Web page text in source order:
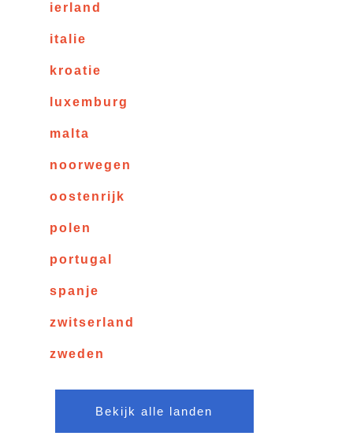
ierland
italie
kroatie
luxemburg
malta
noorwegen
oostenrijk
polen
portugal
spanje
zwitserland
zweden
Bekijk alle landen